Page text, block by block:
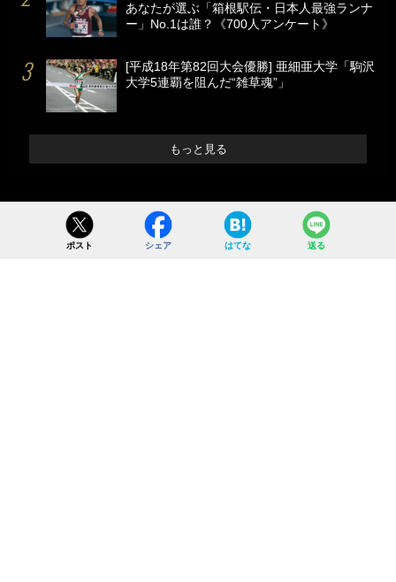
あなたが選ぶ「箱根駅伝・日本人最強ランナ
ー」No.1は誰？《700人アンケート》
[平成18年第82回大会優勝] 亜細亜大学「駒沢
大学5連覇を阻んだ“雑草魂”」
もっと見る
ポスト シェア はてな 送る